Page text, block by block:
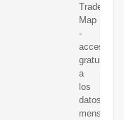
Trade
Map
-
acceso
gratuito
a
los
datos